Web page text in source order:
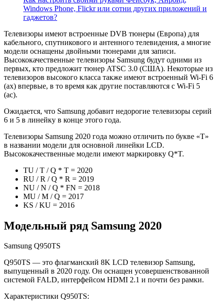
Windows Phone, Flickr или сотни других приложений и
гаджетов?
Телевизоры имеют встроенные DVB тюнеры (Европа) для
кабельного, спутникового и антенного телевидения, а многие
модели оснащены двойными тюнерами для записи.
Высококачественные телевизоры Samsung будут одними из
первых, кто предложит тюнер ATSC 3.0 (США). Некоторые из
телевизоров высокого класса также имеют встроенный Wi-Fi 6
(ax) впервые, в то время как другие поставляются с Wi-Fi 5
(ac).
Ожидается, что Samsung добавит недорогие телевизоры серий
6 и 5 в линейку в конце этого года.
Телевизоры Samsung 2020 года можно отличить по букве «Т»
в названии модели для основной линейки LCD.
Высококачественные модели имеют маркировку Q*T.
TU / T / Q * T = 2020
RU / R / Q * R = 2019
NU / N / Q * FN = 2018
MU / M / Q = 2017
KS / KU = 2016
Модельный ряд Samsung 2020
Samsung Q950TS
Q950TS — это флагманский 8K LCD телевизор Samsung,
выпущенный в 2020 году. Он оснащен усовершенствованной
системой FALD, интерфейсом HDMI 2.1 и почти без рамки.
Характеристики Q950TS: